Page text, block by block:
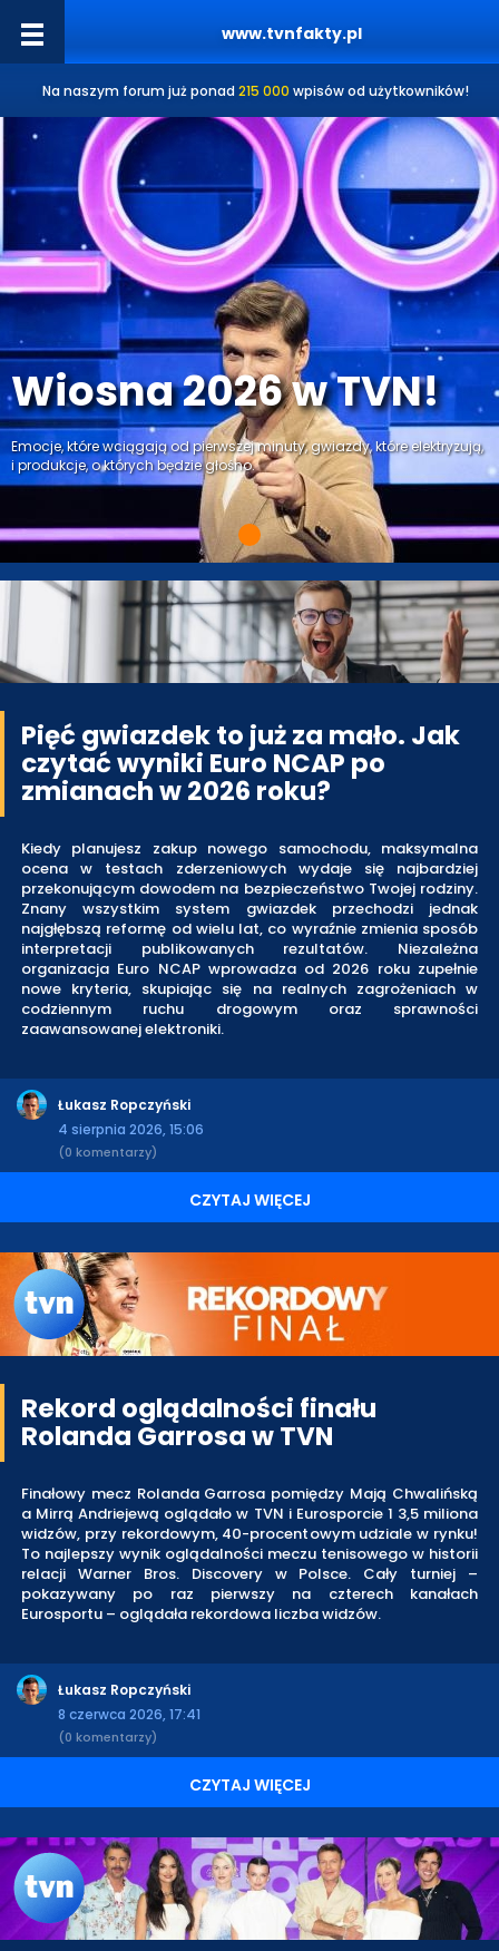
www.tvnfakty.pl
Na naszym forum już ponad 215 000 wpisów od użytkowników!
Wiosna 2026 w TVN!
Emocje, które wciągają od pierwszej minuty, gwiazdy, które elektryzują,
i produkcje, o których będzie głośno.
Pięć gwiazdek to już za mało. Jak
czytać wyniki Euro NCAP po
zmianach w 2026 roku?
Kiedy planujesz zakup nowego samochodu, maksymalna
ocena w testach zderzeniowych wydaje się najbardziej
przekonującym dowodem na bezpieczeństwo Twojej rodziny.
Znany wszystkim system gwiazdek przechodzi jednak
najgłębszą reformę od wielu lat, co wyraźnie zmienia sposób
interpretacji publikowanych rezultatów. Niezależna
organizacja Euro NCAP wprowadza od 2026 roku zupełnie
nowe kryteria, skupiając się na realnych zagrożeniach w
codziennym ruchu drogowym oraz sprawności
zaawansowanej elektroniki.
Łukasz Ropczyński
4 sierpnia 2026, 15:06
(0 komentarzy)
CZYTAJ WIĘCEJ
Rekord oglądalności finału
Rolanda Garrosa w TVN
Finałowy mecz Rolanda Garrosa pomiędzy Mają Chwalińską
a Mirrą Andriejewą oglądało w TVN i Eurosporcie 1 3,5 miliona
widzów, przy rekordowym, 40-procentowym udziale w rynku!
To najlepszy wynik oglądalności meczu tenisowego w historii
relacji Warner Bros. Discovery w Polsce. Cały turniej –
pokazywany po raz pierwszy na czterech kanałach
Eurosportu – oglądała rekordowa liczba widzów.
Łukasz Ropczyński
8 czerwca 2026, 17:41
(0 komentarzy)
CZYTAJ WIĘCEJ